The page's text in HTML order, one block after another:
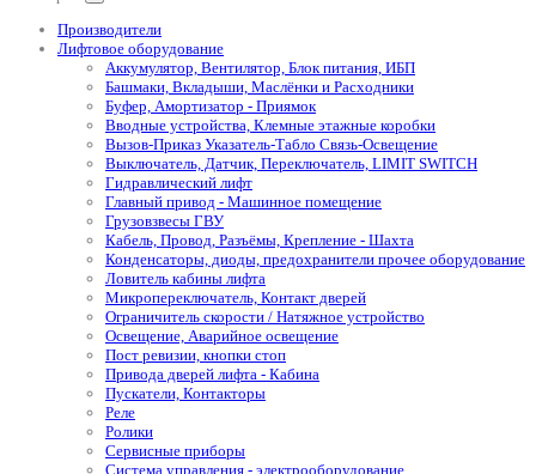
Производители
Лифтовое оборудование
Аккумулятор, Вентилятор, Блок питания, ИБП
Башмаки, Вкладыши, Маслёнки и Расходники
Буфер, Амортизатор - Приямок
Вводные устройства, Клемные этажные коробки
Вызов-Приказ Указатель-Табло Связь-Освещение
Выключатель, Датчик, Переключатель, LIMIT SWITCH
Гидравлический лифт
Главный привод - Машинное помещение
Грузовзвесы ГВУ
Кабель, Провод, Разъёмы, Крепление - Шахта
Конденсаторы, диоды, предохранители прочее оборудование
Ловитель кабины лифта
Микропереключатель, Контакт дверей
Ограничитель скорости / Натяжное устройство
Освещение, Аварийное освещение
Пост ревизии, кнопки стоп
Привода дверей лифта - Кабина
Пускатели, Контакторы
Реле
Ролики
Сервисные приборы
Система управления - электрооборудование